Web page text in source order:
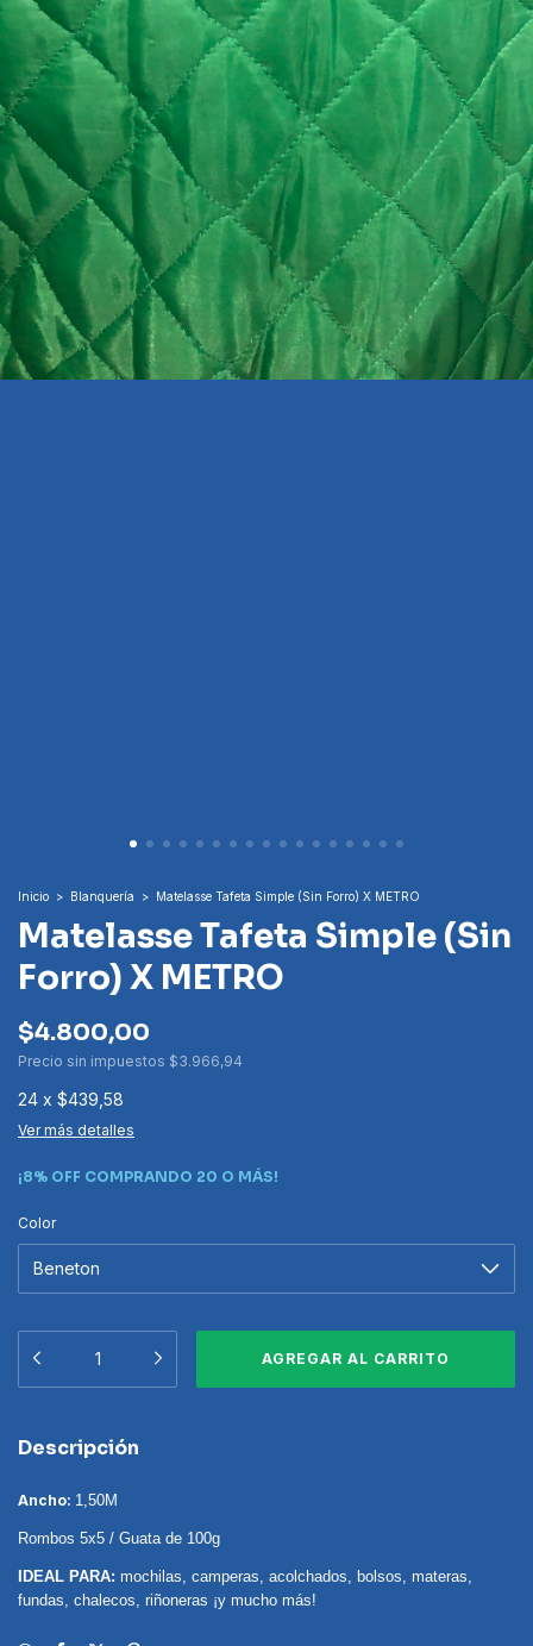
Inicio > Blanquería > Matelasse Tafeta Simple (Sin Forro) X METRO
Matelasse Tafeta Simple (Sin
Forro) X METRO
$4.800,00
Precio sin impuestos $3.966,94
24 x $439,58
Ver más detalles
¡8% OFF COMPRANDO 20 O MÁS!
Color
Descripción
Ancho: 1,50M
Rombos 5x5 / Guata de 100g
IDEAL PARA: mochilas, camperas, acolchados, bolsos, materas,
fundas, chalecos, riñoneras ¡y mucho más!